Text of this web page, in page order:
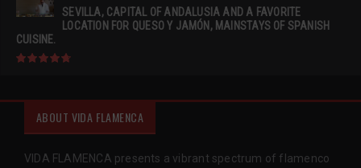
SEVILLA, CAPITAL OF ANDALUSIA AND A FAVORITE
LOCATION FOR QUESO Y JAMÓN, MAINSTAYS OF SPANISH
CUISINE.
ABOUT VIDA FLAMENCA
VIDA FLAMENCA presents a vibrant spectrum of flamenco